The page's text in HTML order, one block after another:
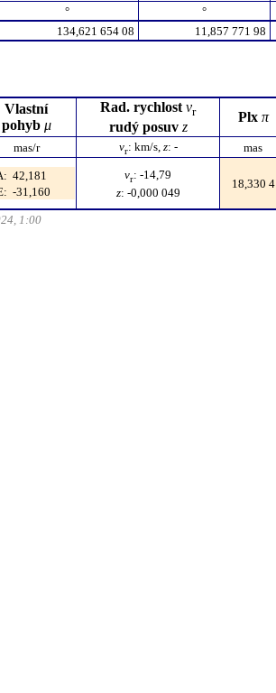
° °
134,621 654 08 11,857 771 98
Vlastní
pohyb μ
Rad. rychlost vr
rudý posuv z
Plx π
mas/r vr: km/s, z: - mas
: 42,181
: -31,160
vr: -14,79
z: -0,000 049
18,330 4
1:00